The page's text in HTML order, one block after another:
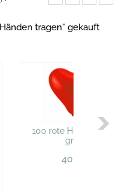
tragen" gekauft
100 rote Herzballons,
groß
40,93 €